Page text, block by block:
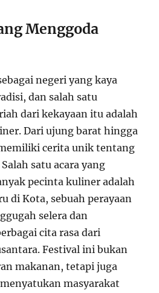
Menggoda
negeri yang kaya
dan salah satu
dari kekayaan itu adalah
Dari ujung barat hingga
cerita unik tentang
satu acara yang
pecinta kuliner adalah
di Kota, sebuah perayaan
selera dan
cita rasa dari
Festival ini bukan
makanan, tetapi juga
masyarakat